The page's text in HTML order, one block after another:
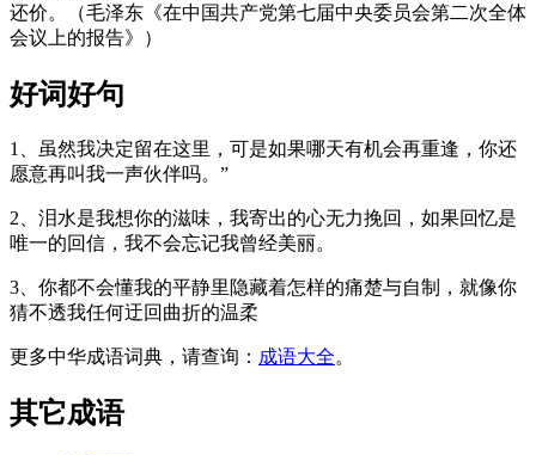
还价。（毛泽东《在中国共产党第七届中央委员会第二次全体
会议上的报告》）
好词好句
1、虽然我决定留在这里，可是如果哪天有机会再重逢，你还
愿意再叫我一声伙伴吗。”
2、泪水是我想你的滋味，我寄出的心无力挽回，如果回忆是
唯一的回信，我不会忘记我曾经美丽。
3、你都不会懂我的平静里隐藏着怎样的痛楚与自制，就像你
猜不透我任何迂回曲折的温柔
更多中华成语词典，请查询： 成语大全。
其它成语